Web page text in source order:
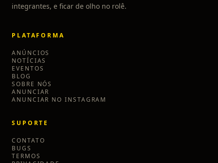
integrantes, e ficar de olho no rolê.
PLATAFORMA
ANÚNCIOS
NOTÍCIAS
EVENTOS
BLOG
SOBRE NÓS
ANUNCIAR
ANUNCIAR NO INSTAGRAM
SUPORTE
CONTATO
BUGS
TERMOS